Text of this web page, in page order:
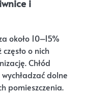
i
około 10–15%
często o nich
Chłód
dolne
pomieszczenia.